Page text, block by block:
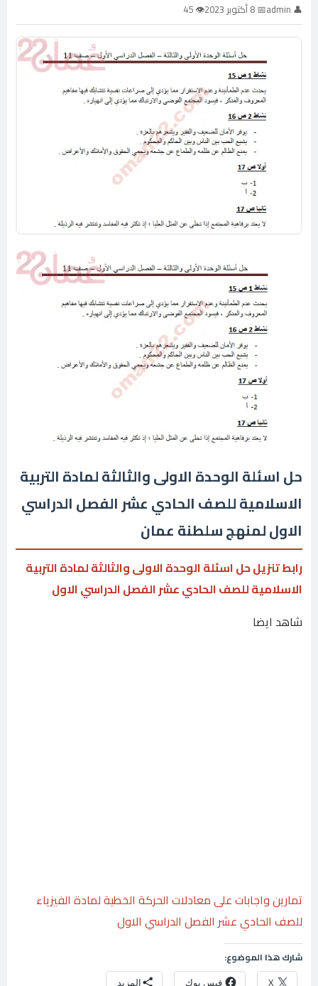
👤 admin 📅 8 أكتوبر 2023 👁 45
حل اسئلة الوحدة الاولى والثالثة لمادة التربية
الاسلامية للصف الحادي عشر الفصل الدراسي
الاول لمنهج سلطنة عمان
رابط تنزيل حل اسئلة الوحدة الاولى والثالثة لمادة التربية
الاسلامية للصف الحادي عشر الفصل الدراسي الاول
شاهد ايضا
تمارين واجابات على معادلات الحركة الخطية لمادة الفيزياء
للصف الحادي عشر الفصل الدراسي الاول
شارك هذا الموضوع:
X فيس بوك المزيد